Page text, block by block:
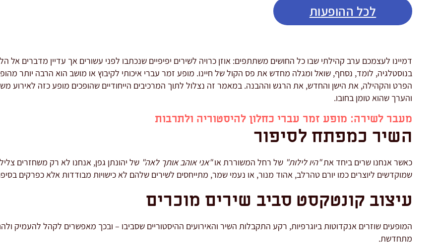
לכל ההופעות
דמיינו לעצמכם ערב קהילתי שבו כל החושים משתתפים: אוזן כרויה לשירים יפיפיים שנכתבו לפני עשורים אך עדיין מדברים
בנוסטלגיה, לומד, נסחף, שואל ומגלה מחדש את פס הקול של חיינו. מופע זמר עברי איכותי לקיבוץ או מושב הוא הרבה יותר
הפרט והקהילה, את הישן והחדש, את הרגש וההבנה. במאמר זה נצלול לתוך המרכיבים הייחודיים שהופכים מופע כזה לאירוע
והערך שהוא טומן בחובו.
מעבר לשירה: מופע זמר עברי כחלון להיסטוריה ולתרבות
השיר כמפתח לסיפור
כאשר אנחנו שרים ביחד את"היו לילות" של רחל המשוררת או"אני אוהב אותך לאה" של יהונתן גפן, אנחנו לא רק משחזרים
שמוקדשים ליוצרים כמו יורם טהרלב, אהוד מנור, או נעמי שמר, מתייחסים לשירים שלהם לא כישויות מבודדות אלא כפרקים
עיצוב קונטקסט סביב שירים מוכרים
המופעים שוזרים אנקדוטות ביוגרפיות, רקע התקבלות השיר והאירועים ההיסטוריים שסביבו – ובכך מאפשרים לקהל
מתחדשת.